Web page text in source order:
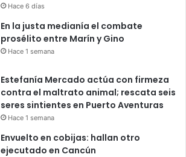
Hace 6 días
En la justa medianía el combate
prosélito entre Marín y Gino
Hace 1 semana
Estefanía Mercado actúa con firmeza
contra el maltrato animal; rescata seis
seres sintientes en Puerto Aventuras
Hace 1 semana
Envuelto en cobijas: hallan otro
ejecutado en Cancún